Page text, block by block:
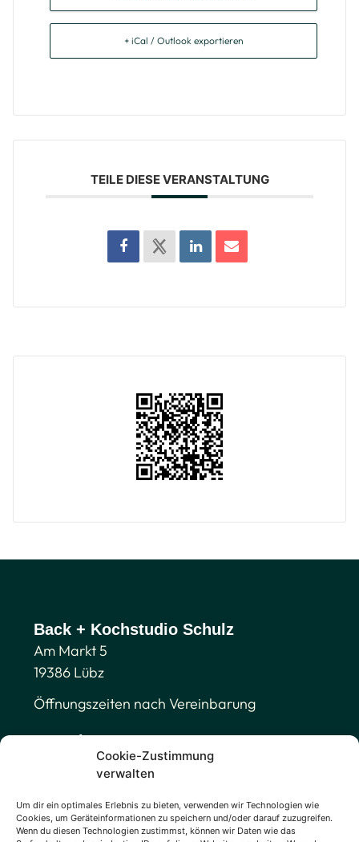
Cookie-Zustimmung
verwalten
Um dir ein optimales Erlebnis zu bieten, verwenden wir Technologien wie
Cookies, um Geräteinformationen zu speichern und/oder darauf zuzugreifen.
Wenn du diesen Technologien zustimmst, können wir Daten wie das
+ iCal / Outlook exportieren
TEILE DIESE VERANSTALTUNG
Back + Kochstudio Schulz
Am Markt 5
19386 Lübz
Öffnungszeiten nach Vereinbarung
Kontakt
Tel. 01511 566 47 88
Legales